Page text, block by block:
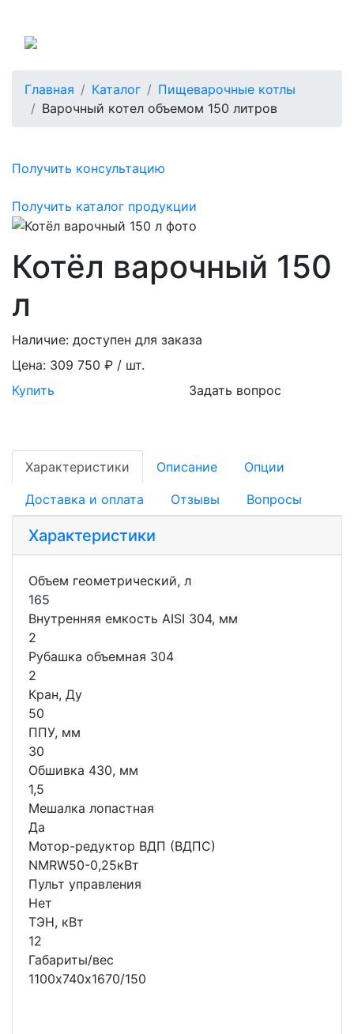
Главная Каталог
Пищеварочные котлы
Варочный котел объемом 150 литров
Получить консультацию
Получить каталог продукции
Котёл варочный 150
л
Наличие: доступен для заказа
Цена: 309 750 ₽ / шт.
Купить
Задать вопрос
Характеристики Описание Опции
Доставка и оплата Отзывы Вопросы
Характеристики
Объем геометрический, л
165
Внутренняя емкость AISI 304, мм
2
Рубашка объемная 304
2
Кран, Ду
50
ППУ, мм
30
Обшивка 430, мм
1,5
Мешалка лопастная
Да
Мотор-редуктор ВДП (ВДПС)
NMRW50-0,25кВт
Пульт управления
Нет
ТЭН, кВт
12
Габариты/вес
1100х740х1670/150